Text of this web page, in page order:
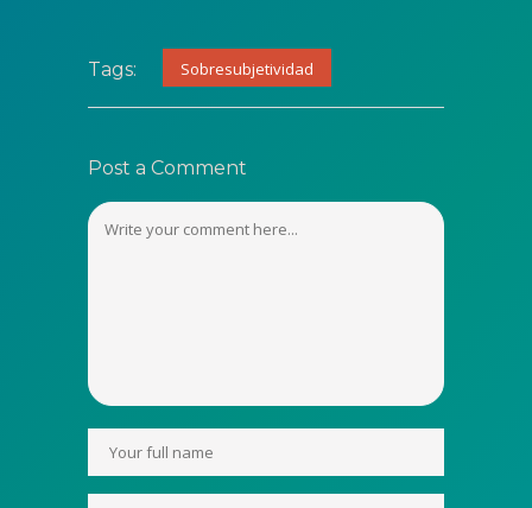
Tags: Sobresubjetividad
Post a Comment